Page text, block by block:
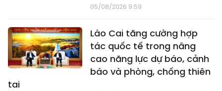
05/08/2026 9:59
Lào Cai tăng cường hợp
tác quốc tế trong nâng
cao năng lực dự báo, cảnh
báo và phòng, chống thiên
tai